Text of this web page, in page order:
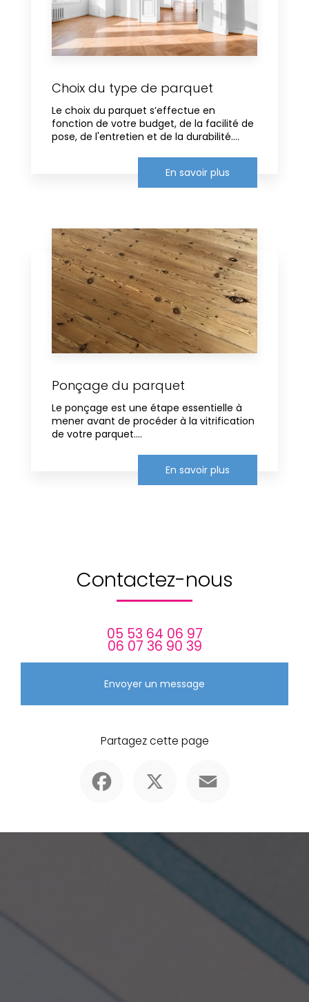
Choix du type de parquet
Le choix du parquet s’effectue en
fonction de votre budget, de la facilité de
pose, de l'entretien et de la durabilité....
En savoir plus
Ponçage du parquet
Le ponçage est une étape essentielle à
mener avant de procéder à la vitrification
de votre parquet....
En savoir plus
Contactez-nous
05 53 64 06 97
06 07 36 90 39
Envoyer un message
Partagez cette page